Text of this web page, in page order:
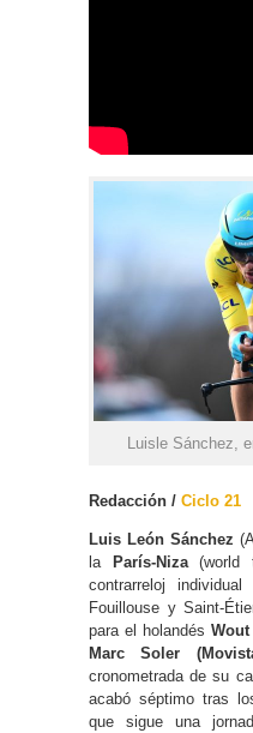
Luisle Sánchez,
Redacción / Ciclo 21
Luis León Sánchez
la
París-Niza(world
contrarreloj
Fouillouse y Saint-
para el holandés
Marc Soler
cronometrada de su
acabó séptimo tras
que sigue una